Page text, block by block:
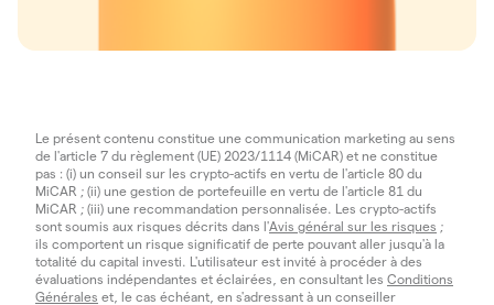
Le présent contenu constitue une communication marketing au sens
de l'article 7 du règlement (UE) 2023/1114 (MiCAR) et ne constitue
pas : (i) un conseil sur les crypto-actifs en vertu de l'article 80 du
MiCAR ; (ii) une gestion de portefeuille en vertu de l'article 81 du
MiCAR ; (iii) une recommandation personnalisée. Les crypto-actifs
sont soumis aux risques décrits dans l'Avis général sur les risques ;
ils comportent un risque significatif de perte pouvant aller jusqu'à la
totalité du capital investi. L'utilisateur est invité à procéder à des
évaluations indépendantes et éclairées, en consultant les Conditions
Générales et, le cas échéant, en s'adressant à un conseiller